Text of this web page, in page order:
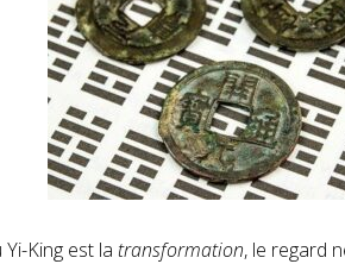
Yi-King est latransformation, le regard